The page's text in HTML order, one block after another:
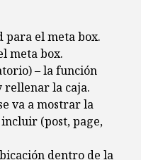
el meta box.
meta box.
– la función
rellenar la caja.
va a mostrar la
(post, page,
dentro de la